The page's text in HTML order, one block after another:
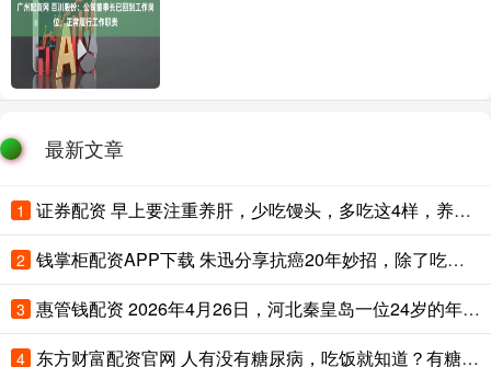
最新文章
1 证券配资 早上要注重养肝，少吃馒头，多吃这4样，养肝护胃身体好
2 钱掌柜配资APP下载 朱迅分享抗癌20年妙招，除了吃饭七分饱，还有一条最容易被忽略
3 惠管钱配资 2026年4月26日，河北秦皇岛一位24岁的年轻妈妈，在陪同大孩子住
4 东方财富配资官网 人有没有糖尿病，吃饭就知道？有糖尿病的人，吃饭常有这5个表现